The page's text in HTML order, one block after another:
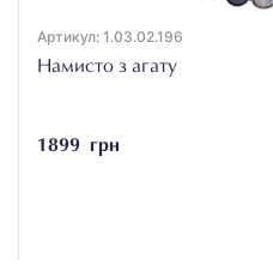
Артикул: 1.03.02.196
Намисто з агату
1899 грн